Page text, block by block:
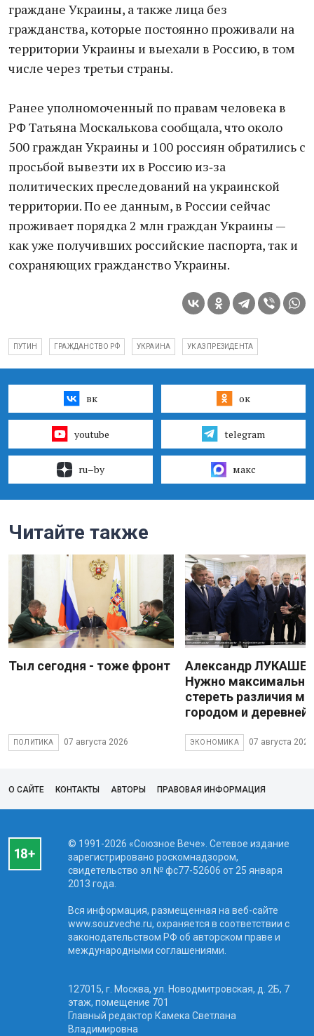
граждане Украины, а также лица без
гражданства, которые постоянно проживали на
территории Украины и выехали в Россию, в том
числе через третьи страны.
Ранее уполномоченный по правам человека в
РФ Татьяна Москалькова сообщала, что около
500 граждан Украины и 100 россиян обратились с
просьбой вывезти их в Россию из‑за
политических преследований на украинской
территории. По ее данным, в России сейчас
проживает порядка 2 млн граждан Украины —
как уже получивших российские паспорта, так и
сохраняющих гражданство Украины.
ПУТИН ГРАЖДАНСТВО РФ УКРАИНА УКАЗ ПРЕЗИДЕНТА
вк ок
youtube telegram
ru–by макс
Читайте также
Тыл сегодня - тоже фронт
ПОЛИТИКА 07 августа 2026
Александр
Нужно максимально
стереть различия
городом и деревней
ЭКОНОМИКА 07 августа 2026
О САЙТЕ КОНТАКТЫ АВТОРЫ ПРАВОВАЯ ИНФОРМАЦИЯ
© 1991-2026 «Союзное Вече». Сетевое издание
зарегистрировано роскомнадзором,
свидетельство эл № фc77-52606 от 25 января
2013 года.
Вся информация, размещенная на веб-сайте
www.souzveche.ru, охраняется в соответствии с
законодательством РФ об авторском праве и
международными соглашениями.
127015, г. Москва, ул. Новодмитровская, д. 2Б, 7
этаж, помещение 701
Главный редактор Камека Светлана
Владимировна